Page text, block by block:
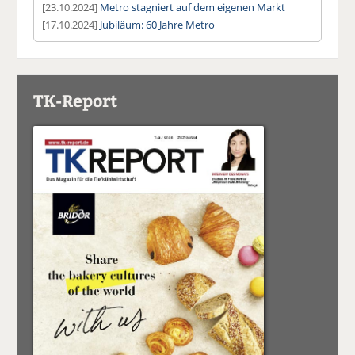
[23.10.2024] Metro stagniert auf dem eigenen Markt
[17.10.2024] Jubiläum: 60 Jahre Metro
TK-Report